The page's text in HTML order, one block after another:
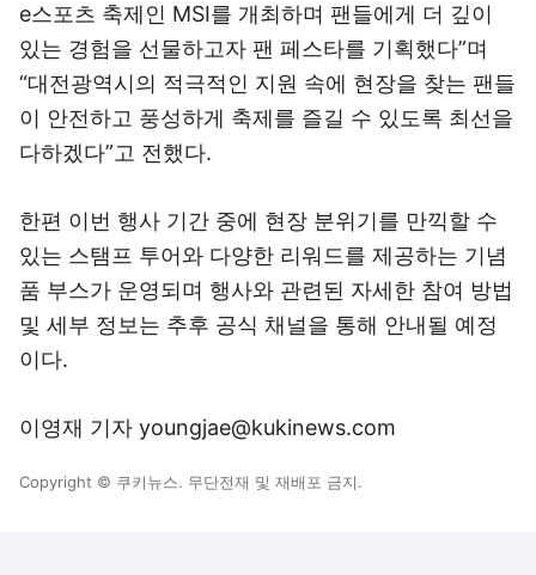
e스포츠 축제인 MSI를 개최하며 팬들에게 더 깊이
있는 경험을 선물하고자 팬 페스타를 기획했다”며
“대전광역시의 적극적인 지원 속에 현장을 찾는 팬들
이 안전하고 풍성하게 축제를 즐길 수 있도록 최선을
다하겠다”고 전했다.
한편 이번 행사 기간 중에 현장 분위기를 만끽할 수
있는 스탬프 투어와 다양한 리워드를 제공하는 기념
품 부스가 운영되며 행사와 관련된 자세한 참여 방법
및 세부 정보는 추후 공식 채널을 통해 안내될 예정
이다.
이영재 기자 youngjae@kukinews.com
Copyright © 쿠키뉴스. 무단전재 및 재배포 금지.